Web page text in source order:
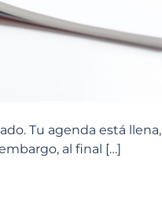
Tu agenda está llena,
al final […]